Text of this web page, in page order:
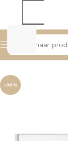
Home
-38%